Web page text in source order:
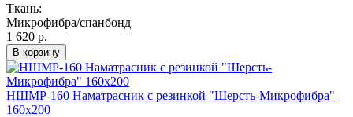
Ткань:
Микрофибра/спанбонд
1 620 р.
В корзину
НШМР-160 Наматрасник с резинкой "Шерсть-Микрофибра"
160х200